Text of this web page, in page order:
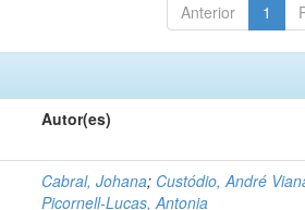
Anterior 1
Autor(es)
Cabral, Johana; Custódio, André
Picornell-Lucas, Antonia